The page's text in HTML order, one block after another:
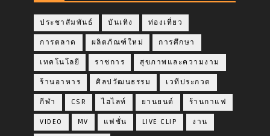
ประชาสัมพันธ์ บันเทิง ท่องเที่ยว
การตลาด ผลิตภัณฑ์ใหม่ การศึกษา
เทคโนโลยี ราชการ สุขภาพและความงาม
ร้านอาหาร ศิลปวัฒนธรรม เวทีประกวด
กีฬา CSR ไฮไลท์ ยานยนต์ ร้านกาแฟ
VIDEO MV แฟชั่น LIVE CLIP งาน